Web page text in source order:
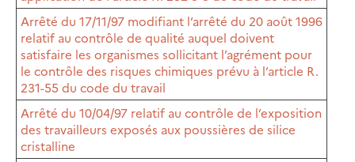
Arrêté du 17/11/97 modifiant l’arrêté du 20 août 1996
relatif au contrôle de qualité auquel doivent
satisfaire les organismes sollicitant l’agrément pour
le contrôle des risques chimiques prévu à l’article R.
231-55 du code du travail
Arrêté du 10/04/97 relatif au contrôle de l’exposition
des travailleurs exposés aux poussières de silice
cristalline